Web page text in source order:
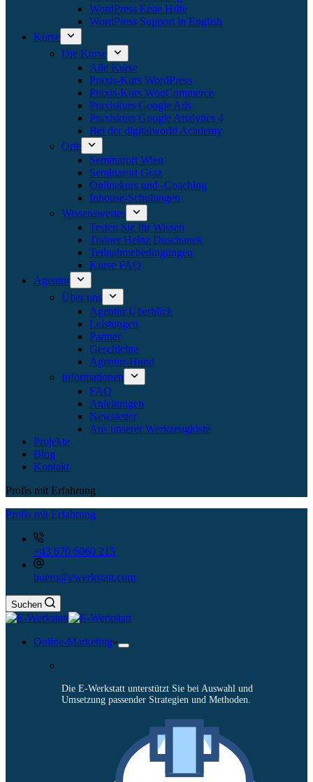
WordPress Erste Hilfe
WordPress Support in English
Kurse
Die Kurse
Alle Kurse
Praxis-Kurs WordPress
Praxis-Kurs WooCommerce
Praxiskurs Google Ads
Praxiskurs Google Analytics 4
Bei der digitalworld Academy
Orte
Seminarort Wien
Seminarort Graz
Onlinekurs und -Coaching
Inhouse-Schulungen
Wissenswertes
Testen Sie Ihr Wissen
Trainer Heinz Duschanek
Teilnahmebedingungen
Kurse FAQ
Agentur
Über uns
Agentur Überblick
Leistungen
Partner
Geschichte
Agentur-Hund
Informationen
FAQ
Anleitungen
Newsletter
Aus unserer Werkzeugkiste
Projekte
Blog
Kontakt
Profis mit Erfahrung
Profis mit Erfahrung
+43 670 6060 215
buero@ewerkstatt.com
Suchen
Online-Marketing
Die E-Werkstatt unterstützt Sie bei Auswahl und
Umsetzung passender Strategien und Methoden.